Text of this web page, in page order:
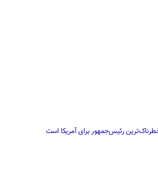
رئیس‌جمهور برای آمریکا است